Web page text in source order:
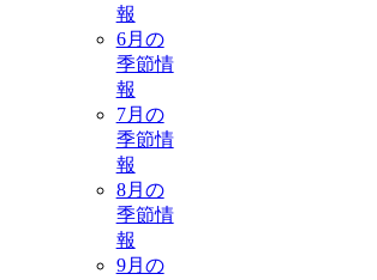
報
6月の
季節情
報
7月の
季節情
報
8月の
季節情
報
9月の